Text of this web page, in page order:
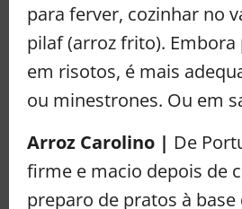
para ferver, cozinhar no
pilaf (arroz frito). Embora
em risotos, é mais
ou minestrones. Ou em
Arroz Carolino | De
firme e macio depois de
preparo de pratos à base